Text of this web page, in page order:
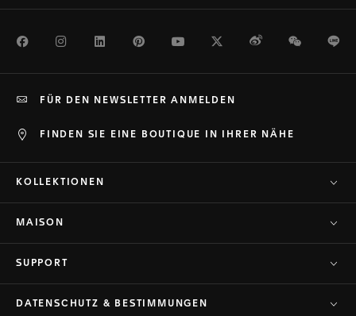
FacebookInstagramLinkedInPinterestYoutubeTwitterWeiboWeChat
FINDEN SIE EINE BOUTIQUE IN IHRER NÄHE
FÜR DEN NEWSLETTER ANMELDEN
KOLLEKTIONEN
MAISON
SUPPORT
DATENSCHUTZ & BESTIMMUNGEN